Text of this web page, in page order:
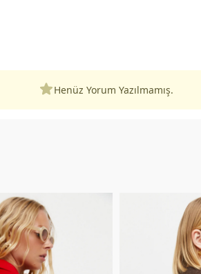
Henüz Yorum Yazılmamış.